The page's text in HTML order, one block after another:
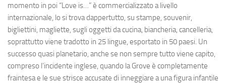
momento in poi “Love is…” è commercializzato a livello
internazionale, lo si trova dappertutto, su stampe, souvenir,
bigliettini, magliette, sugli oggetti da cucina, biancheria, cancelleria,
soprattutto viene tradotto in 25 lingue, esportato in 50 paesi. Un
successo quasi planetario, anche se non sempre tutto viene capito,
compreso l’incidente inglese, quando la Grove è completamente
fraintesa e le sue strisce accusate di inneggiare a una figura infantile